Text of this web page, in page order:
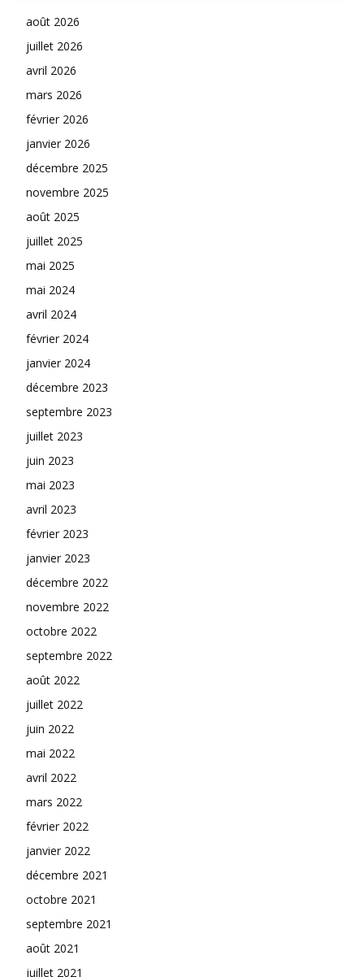
août 2026
juillet 2026
avril 2026
mars 2026
février 2026
janvier 2026
décembre 2025
novembre 2025
août 2025
juillet 2025
mai 2025
mai 2024
avril 2024
février 2024
janvier 2024
décembre 2023
septembre 2023
juillet 2023
juin 2023
mai 2023
avril 2023
février 2023
janvier 2023
décembre 2022
novembre 2022
octobre 2022
septembre 2022
août 2022
juillet 2022
juin 2022
mai 2022
avril 2022
mars 2022
février 2022
janvier 2022
décembre 2021
octobre 2021
septembre 2021
août 2021
juillet 2021